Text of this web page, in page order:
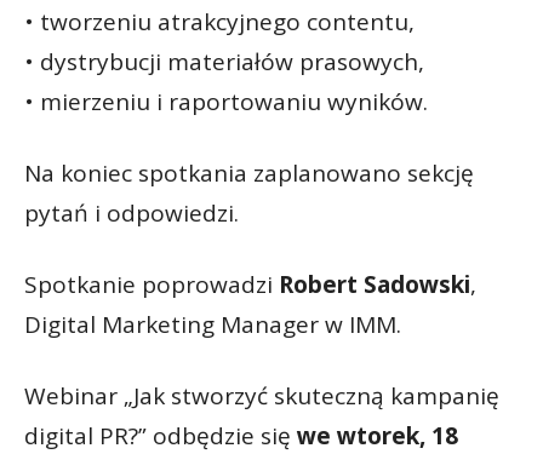
• tworzeniu atrakcyjnego contentu,
• dystrybucji materiałów prasowych,
• mierzeniu i raportowaniu wyników.
Na koniec spotkania zaplanowano sekcję
pytań i odpowiedzi.
Spotkanie poprowadzi Robert Sadowski,
Digital Marketing Manager w IMM.
Webinar „Jak stworzyć skuteczną kampanię
digital PR?” odbędzie się we wtorek, 18